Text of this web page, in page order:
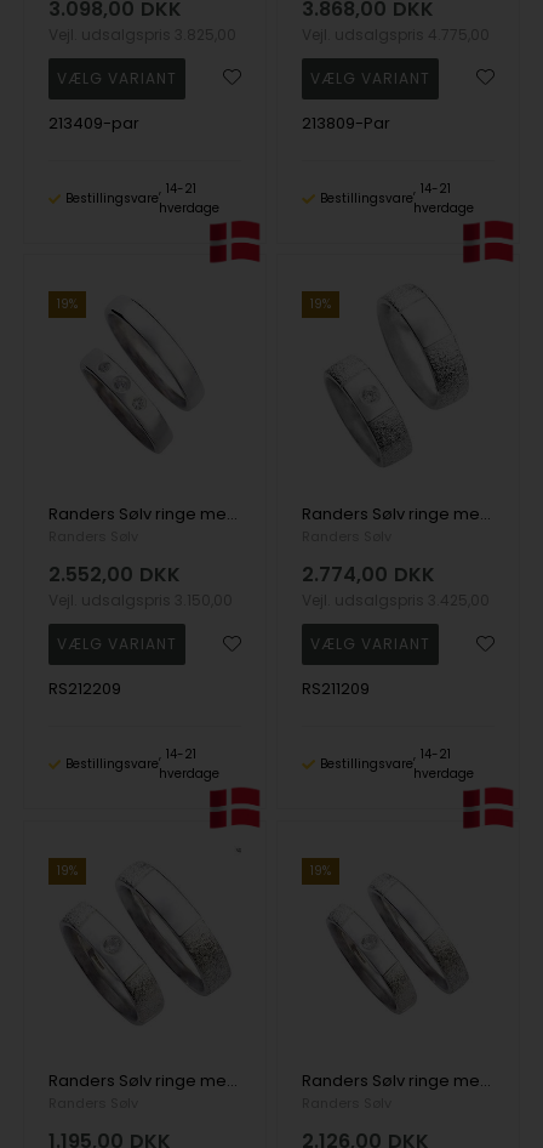
3.098,00 DKK
213409-par
Bestillingsvare
14-21
hverdage
3.868,00 DKK
213809-Par
Bestillingsvare
14-21
hverdage
19%
Randers Sølv ringe med zirkonia og flot blank overflade, 4,5 mm
2.552,00 DKK
RS212209
Bestillingsvare
14-21
hverdage
19%
Randers Sølv ringe med zirkonia og to flotte overflader, 7,0 mm
2.774,00 DKK
RS211209
Bestillingsvare
14-21
hverdage
19%
Randers Sølv ringe med zirkonia og to flotte overflader, 5,5 mm
1.195,00 DKK
19%
Randers Sølv ringe med zirkonia og to flotte overflader, 4,5 mm
2.126,00 DKK